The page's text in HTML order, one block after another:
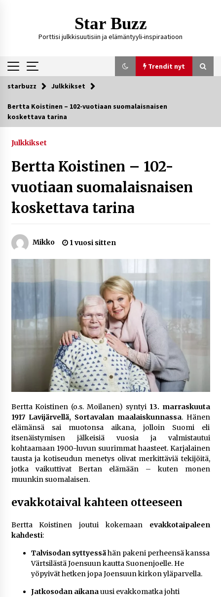
Star Buzz
Porttisi julkkisuutisiin ja elämäntyyli-inspiraatioon
Trendit nyt
Trendit nyt
Ali Leiniö vankila – mitä väitteistä tiedetään?
Matti Koivisto toimittaja ikä – mitä Ylen
1 viikko sitten
Jaakko Selin puoliso Simo – pitkä
rakkaustarina, elämäntyö ja ura
1 viikko sitten
Näin pikakasinot nopeuttavat kotiutuksia
modernin maksuteknologian avulla
2 viikkoa sitten
Nina Rung – rikollisuuden tutkija ja väkivallan
2 viikkoa sitten
Pia Töyli – tapaus, joka jäi osaksi Suomen
rikoshistoriaa
3 viikkoa sitten
Online-kasinoiden mobiilipelialustojen kehitys
3 viikkoa sitten
Uutisankkuri Jan Andersson vaimo – faktat ja
Pamela Anderson ikä, ura ja elämä
starbuzz Julkkikset
Bertta Koistinen – 102-vuotiaan suomalaisnaisen
koskettava tarina
Julkkikset
Bertta Koistinen – 102-
vuotiaan suomalaisnaisen
koskettava tarina
Mikko 1 vuosi sitten
Bertta Koistinen (o.s. Moilanen) syntyi 13. marraskuuta
1917 Lavijärvellä, Sortavalan maalaiskunnassa. Hänen
elämänsä sai muotonsa aikana, jolloin Suomi eli
itsenäistymisen jälkeisiä vuosia ja valmistautui
kohtaamaan 1900-luvun suurimmat haasteet. Karjalainen
tausta ja kotiseudun menetys olivat merkittäviä tekijöitä,
jotka vaikuttivat Bertan elämään – kuten monen
muunkin suomalaisen.
evakkotaival kahteen otteeseen
Bertta Koistinen joutui kokemaan evakkotaipaleen
kahdesti:
Talvisodan syttyessähän pakeni perheensä kanssa
Värtsilästä Joensuun kautta Suonenjoelle. He
yöpyivät hetken jopa Joensuun kirkon yläparvella.
Jatkosodan aikanauusi evakkomatka johti